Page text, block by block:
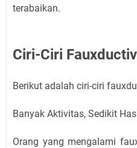
terabaikan.
Ciri-Ciri
Berikut adalah ciri-ciri
Banyak Aktivitas, Sedikit
Orang yang mengalami